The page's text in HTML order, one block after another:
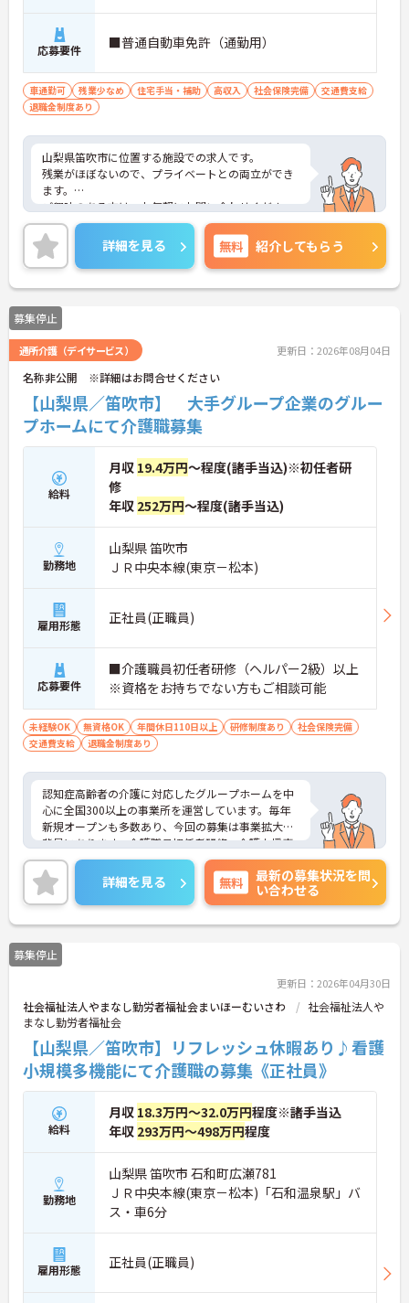
応募要件 ■普通自動車免許（通勤用）
車通勤可 残業少なめ 住宅手当・補助 高収入 社会保険完備
交通費支給
退職金制度あり
山梨県笛吹市に位置する施設での求人です。
残業がほぼないので、プライベートとの両立ができ
ます。
ご興味のある方は、お気軽にお問い合わせくださ
い。
詳細を見る 無料 紹介してもらう
募集停止
通所介護（デイサービス） 更新日：2026年08月04日
名称非公開 ※詳細はお問合せください
【山梨県／笛吹市】 大手グループ企業のグルー
プホームにて介護職募集
給料
月収 19.4万円～程度(諸手当込)※初任者研
修
年収 252万円～程度(諸手当込)
勤務地
山梨県 笛吹市
ＪＲ中央本線(東京－松本)
雇用形態 正社員(正職員)
応募要件
■介護職員初任者研修（ヘルパー2級）以上
※資格をお持ちでない方もご相談可能
未経験OK 無資格OK 年間休日110日以上 研修制度あり
社会保険完備
交通費支給
退職金制度あり
認知症高齢者の介護に対応したグループホームを中
心に全国300以上の事業所を運営しています。毎年
新規オープンも多数あり、今回の募集は事業拡大が
背景にあります。介護職員初任者研修、介護支援専
門員、タクティールケアなどの資格取得のサポート
あり！現場を最大限サポートするために、教育・研
修・採用を専門とする部署や、コンプライアンスを
推進する部署があり、グループ企業を含めた柔軟か
つ強固なバックアップがあります。ご興味ある方に
は、面接対策ポイントなど、さらに詳細をお話しい
たしますのでお気軽にご相談ください。
詳細を見る 無料
最新の募集状況を問
い合わせる
募集停止
更新日：2026年04月30日
社会福祉法人やまなし勤労者福祉会まいほーむいさわ
社会福祉法人や
まなし勤労者福祉会
【山梨県／笛吹市】リフレッシュ休暇あり♪看護
小規模多機能にて介護職の募集《正社員》
給料
月収 18.3万円～32.0万円程度※諸手当込
年収 293万円～498万円程度
勤務地
山梨県 笛吹市 石和町広瀬781
ＪＲ中央本線(東京－松本)「石和温泉駅」バ
ス・車6分
雇用形態 正社員(正職員)